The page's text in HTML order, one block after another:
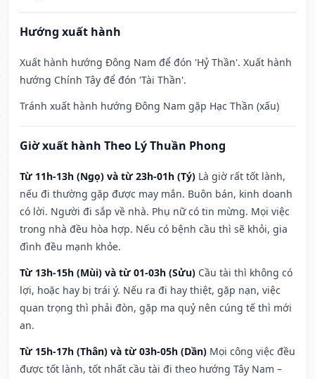
Hướng xuất hành
Xuất hành hướng Đông Nam để đón 'Hỷ Thần'. Xuất hành
hướng Chính Tây để đón 'Tài Thần'.
Tránh xuất hành hướng Đông Nam gặp Hạc Thần (xấu)
Giờ xuất hành Theo Lý Thuần Phong
Từ 11h-13h (Ngọ) và từ 23h-01h (Tý) Là giờ rất tốt lành,
nếu đi thường gặp được may mắn. Buôn bán, kinh doanh
có lời. Người đi sắp về nhà. Phụ nữ có tin mừng. Mọi việc
trong nhà đều hòa hợp. Nếu có bệnh cầu thì sẽ khỏi, gia
đình đều mạnh khỏe.
Từ 13h-15h (Mùi) và từ 01-03h (Sửu) Cầu tài thì không có
lợi, hoặc hay bị trái ý. Nếu ra đi hay thiệt, gặp nạn, việc
quan trọng thì phải đòn, gặp ma quỷ nên cúng tế thì mới
an.
Từ 15h-17h (Thân) và từ 03h-05h (Dần) Mọi công việc đều
được tốt lành, tốt nhất cầu tài đi theo hướng Tây Nam –